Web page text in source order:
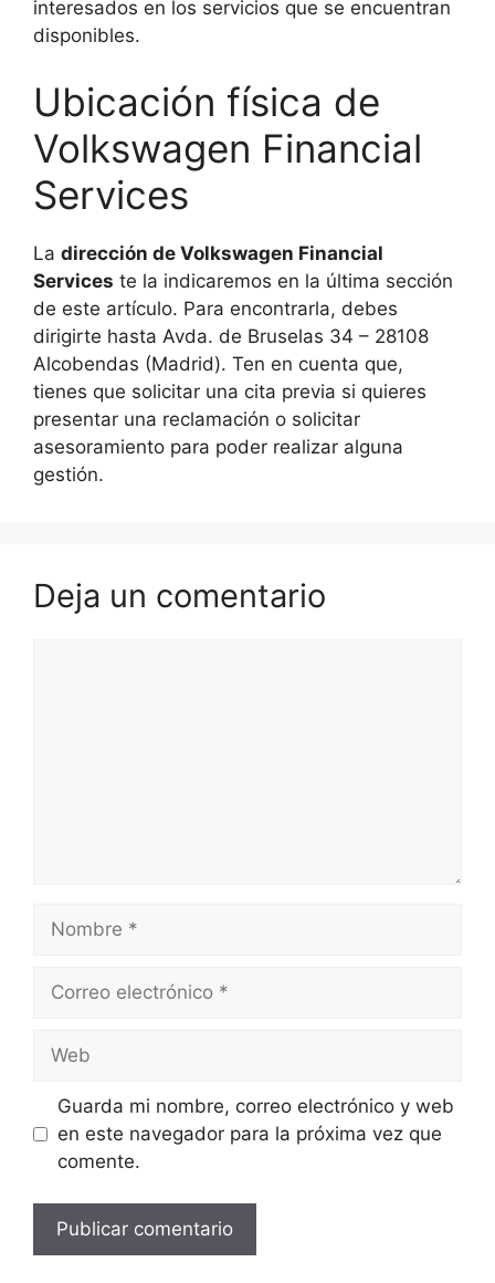
interesados en los servicios que se encuentran
disponibles.
Ubicación física de
Volkswagen Financial
Services
La dirección de Volkswagen Financial
Services te la indicaremos en la última sección
de este artículo. Para encontrarla, debes
dirigirte hasta Avda. de Bruselas 34 – 28108
Alcobendas (Madrid). Ten en cuenta que,
tienes que solicitar una cita previa si quieres
presentar una reclamación o solicitar
asesoramiento para poder realizar alguna
gestión.
Deja un comentario
electrónico
Guarda mi nombre, correo electrónico y web
en este navegador para la próxima vez que
comente.